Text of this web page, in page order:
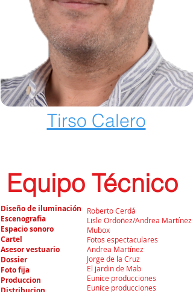
Tirso Calero
Equipo Técnico
Diseño de iluminación
Escenografia
Espacio sonoro
Cartel
Asesor vestuario
Dossier
Foto fija
Produccion
Distribucion
Roberto Cerdá
Lisle Ordoñez/Andrea Martínez
Mubox
Fotos espectaculares
Andrea Martínez
Jorge de la Cruz
El jardin de Mab
Eunice producciones
Eunice producciones